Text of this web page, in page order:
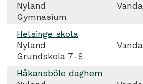
Nyland
Vanda
Gymnasium
Helsinge skola
Nyland
Vanda
Grundskola 7-9
Håkansböle daghem